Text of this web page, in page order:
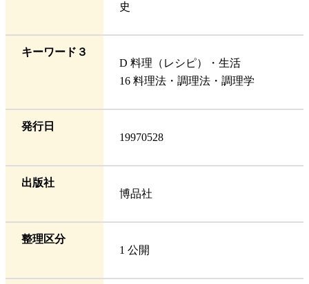
史
キーワード３
D 料理（レシピ）・生活
16 料理法・調理法・調理学
発行日
19970528
出版社
博品社
整理区分
1 公開